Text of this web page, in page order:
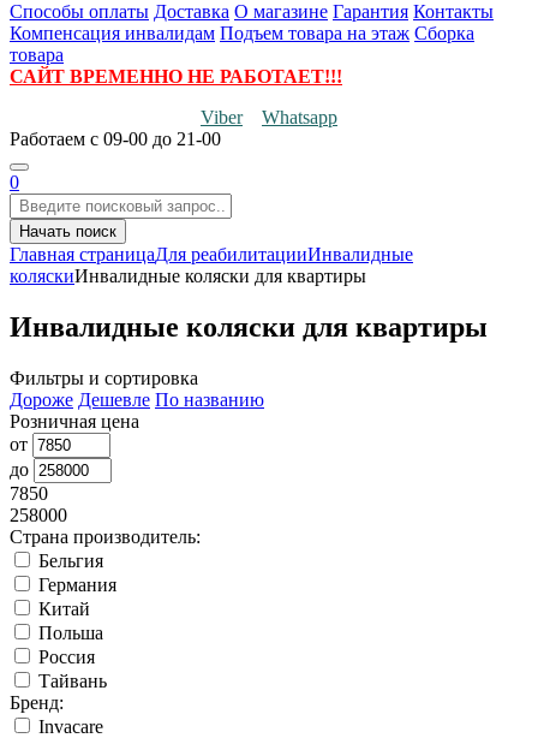
Способы оплаты Доставка О магазине Гарантия Контакты
Компенсация инвалидам Подъем товара на этаж Сборка
товара
САЙТ ВРЕМЕННО НЕ РАБОТАЕТ!!!
Viber
Whatsapp
Работаем с 09-00 до 21-00
0
Начать поиск
Главная страницаДля реабилитацииИнвалидные
коляскиИнвалидные коляски для квартиры
Инвалидные коляски для квартиры
Фильтры и сортировка
Дороже Дешевле По названию
Розничная цена
от
до
7850
258000
Страна производитель:
Бельгия
Германия
Китай
Польша
Россия
Тайвань
Бренд:
Invacare